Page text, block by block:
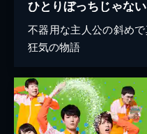
ひとりぼっちじゃない
不器用な主人公の斜め
狂気の物語